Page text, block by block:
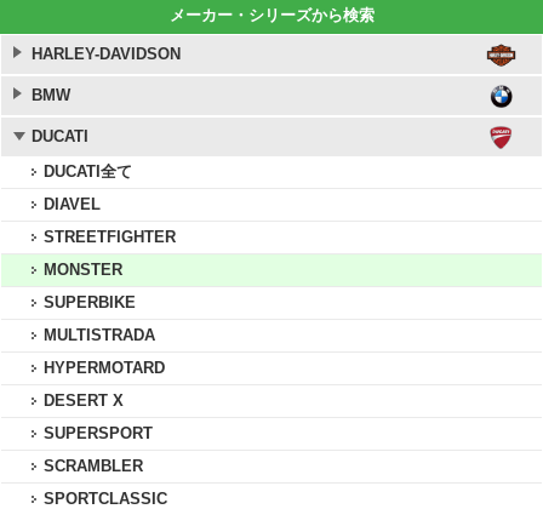
メーカー・シリーズから検索
HARLEY-DAVIDSON
BMW
DUCATI
DUCATI全て
DIAVEL
STREETFIGHTER
MONSTER
SUPERBIKE
MULTISTRADA
HYPERMOTARD
DESERT X
SUPERSPORT
SCRAMBLER
SPORTCLASSIC